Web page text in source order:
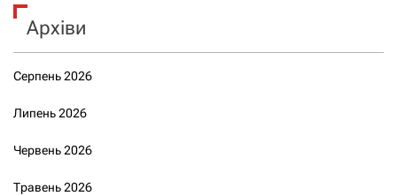
Архіви
Серпень 2026
Липень 2026
Червень 2026
Травень 2026